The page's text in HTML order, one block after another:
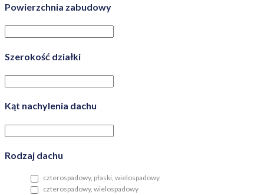
Powierzchnia zabudowy
Szerokość działki
Kąt nachylenia dachu
Rodzaj dachu
czterospadowy, płaski, wielospadowy
czterospadowy, wielospadowy